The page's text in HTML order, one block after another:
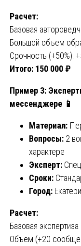
Расчет:
Базовая
Большой объем
Срочность (+50%):
Итого: 150 000 ₽
Пример 3:
мессенджере 📱
Материал:
Вопросы: 2
характере
Эксперт:
Сроки:
Город:
Расчет:
Базовая
Объем (+20